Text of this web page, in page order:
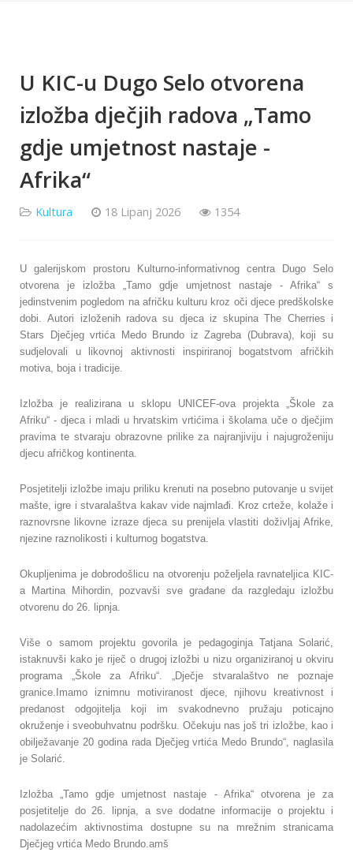
U KIC-u Dugo Selo otvorena
izložba dječjih radova „Tamo
gdje umjetnost nastaje -
Afrika“
Kultura 18 Lipanj 2026 1354
U galerijskom prostoru Kulturno-informativnog centra Dugo Selo
otvorena je izložba „Tamo gdje umjetnost nastaje - Afrika“ s
jedinstvenim pogledom na afričku kulturu kroz oči djece predškolske
dobi. Autori izloženih radova su djeca iz skupina The Cherries i
Stars Dječjeg vrtića Medo Brundo iz Zagreba (Dubrava), koji su
sudjelovali u likovnoj aktivnosti inspiriranoj bogatstvom afričkih
motiva, boja i tradicije.
Izložba je realizirana u sklopu UNICEF-ova projekta „Škole za
Afriku“ - djeca i mladi u hrvatskim vrtićima i školama uče o dječjim
pravima te stvaraju obrazovne prilike za najranjiviju i najugroženiju
djecu afričkog kontinenta.
Posjetitelji izložbe imaju priliku krenuti na posebno putovanje u svijet
mašte, igre i stvaralaštva kakav vide najmlađi. Kroz crteže, kolaže i
raznovrsne likovne izraze djeca su prenijela vlastiti doživljaj Afrike,
njezine raznolikosti i kulturnog bogatstva.
Okupljenima je dobrodošlicu na otvorenju poželjela ravnateljica KIC-
a Martina Mihordin, pozvavši sve građane da razgledaju izložbu
otvorenu do 26. lipnja.
Više o samom projektu govorila je pedagoginja Tatjana Solarić,
istaknuvši kako je riječ o drugoj izložbi u nizu organiziranoj u okviru
programa „Škole za Afriku“. „Dječje stvaralaštvo ne poznaje
granice.Imamo iznimnu motiviranost djece, njihovu kreativnost i
predanost odgojitelja koji im svakodnevno pružaju poticajno
okruženje i sveobuhvatnu podršku. Očekuju nas još tri izložbe, kao i
obilježavanje 20 godina rada Dječjeg vrtića Medo Brundo“, naglasila
je Solarić.
Izložba „Tamo gdje umjetnost nastaje - Afrika“ otvorena je za
posjetitelje do 26. lipnja, a sve dodatne informacije o projektu i
nadolazećim aktivnostima dostupne su na mrežnim stranicama
Dječjeg vrtića Medo Brundo.amš